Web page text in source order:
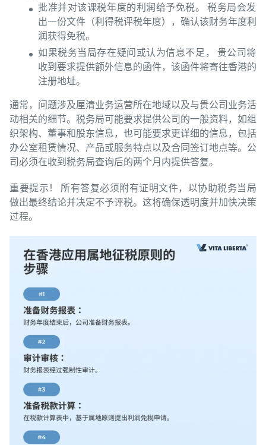
批准并对该课税年度的利润给予免税。 税务局会发
出一份文件（利得税评税年度），确认该财务年度利
润获得免税。
如果税务当局存在疑问或认为信息不足， 贵公司将
收到要求提供额外信息的函件，该函件将寄往香港的
注册地址。
通常，问题涉及厘清业务运营所在地域以及与贵公司业务活
动相关的细节。税务局可能要求提供公司的一般资料，如组
织架构、董事和股东信息，也可能要求更详细的信息，包括
办公室租赁情况、产品或服务特点以及合同签订地点等。公
司必须在收到税务局查询后的两个月内提供答复。
重要提示！ 所有答复必须附有证明文件，以协助税务当局
做出最终结论并决定不予评税。这将确保透明度并加快决策
过程。